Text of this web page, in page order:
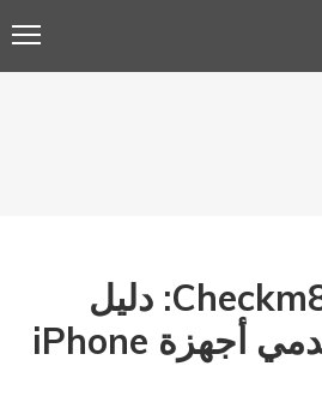
تنزيل برنامج Checkm8: دليل
شامل لمستخدمي أجهزة iPhone